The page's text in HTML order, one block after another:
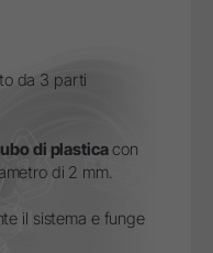
da 3 parti
di plasticacon
di 2 mm.
il sistema e funge